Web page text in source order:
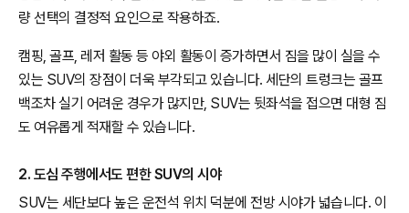
량 선택의 결정적 요인으로 작용하죠.
캠핑, 골프, 레저 활동 등 야외 활동이 증가하면서 짐을 많이 실을 수
있는 SUV의 장점이 더욱 부각되고 있습니다. 세단의 트렁크는 골프
백조차 실기 어려운 경우가 많지만, SUV는 뒷좌석을 접으면 대형 짐
도 여유롭게 적재할 수 있습니다.
2. 도심 주행에서도 편한 SUV의 시야
SUV는 세단보다 높은 운전석 위치 덕분에 전방 시야가 넓습니다. 이